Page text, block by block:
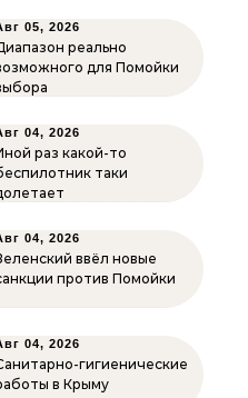
05, 2026
реально
для Помойки
04, 2026
раз какой-то
таки
04, 2026
ввёл новые
против Помойки
04, 2026
гигиенические
в Крыму